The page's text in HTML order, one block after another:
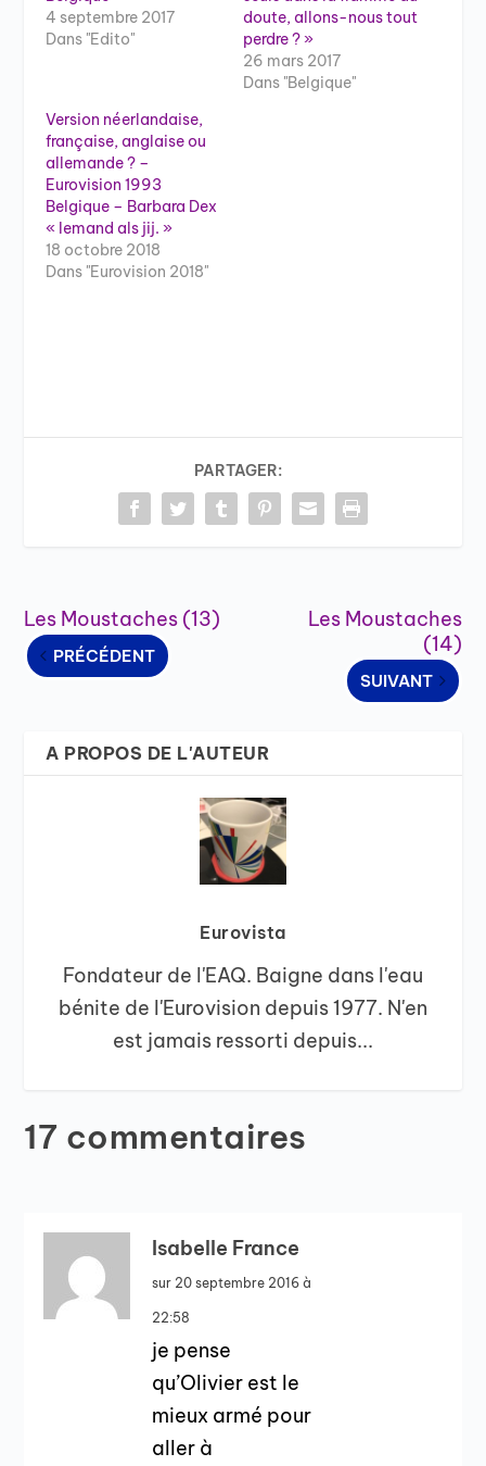
4 septembre 2017
Dans "Edito"
doute, allons-nous tout
perdre ? »
26 mars 2017
Dans "Belgique"
Version néerlandaise,
française, anglaise ou
allemande ? –
Eurovision 1993
Belgique – Barbara Dex
« Iemand als jij. »
18 octobre 2018
Dans "Eurovision 2018"
PARTAGER:
Les Moustaches (13)
PRÉCÉDENT
Les Moustaches
(14)
SUIVANT
A PROPOS DE L'AUTEUR
Eurovista
Fondateur de l'EAQ. Baigne dans l'eau
bénite de l'Eurovision depuis 1977. N'en
est jamais ressorti depuis...
17 commentaires
Isabelle France
sur 20 septembre 2016 à
22:58
je pense
qu’Olivier est le
mieux armé pour
aller à